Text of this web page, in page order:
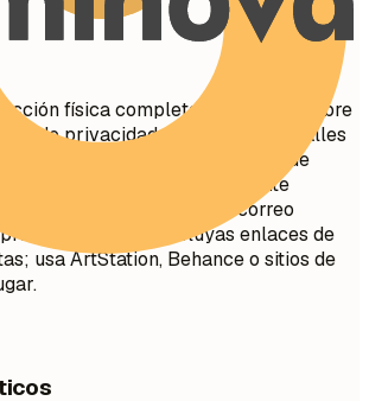
física completa (número/nombre
de privacidad. Evita incluir detalles
civil, edad, foto o número de
menos que sea específicamente
No uses direcciones de correo
NO incluyas enlaces de
usa ArtStation, Behance o sitios de